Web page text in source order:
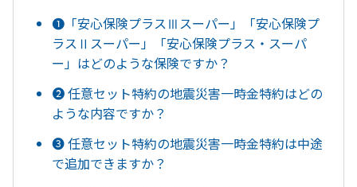
➊「安心保険プラスⅢスーパー」「安心保険プ
ラスⅡスーパー」「安心保険プラス・スーパ
ー」はどのような保険ですか？
➋ 任意セット特約の地震災害一時金特約はどの
ような内容ですか？
❸ 任意セット特約の地震災害一時金特約は中途
で追加できますか？